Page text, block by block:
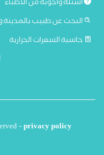
أسئلة وأجوبة من الأطباء
البحث عن طبيب
حاسبة السعرات الحرارية
-privacy policy